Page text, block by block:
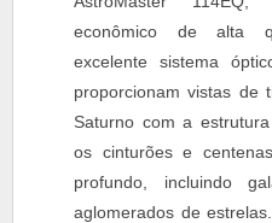
econômico de alta
excelente sistema
proporcionam vistas de
Saturno com a
os cinturões e
profundo, incluindo
aglomerados de